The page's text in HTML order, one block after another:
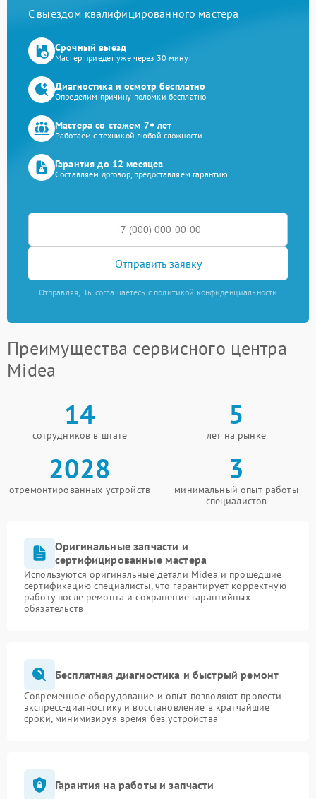
С выездом квалифицированного мастера
Срочный выезд
Мастер приедет уже через 30 минут
Диагностика и осмотр бесплатно
Определим причину поломки бесплатно
Мастера со стажем 7+ лет
Работаем с техникой любой сложности
Гарантия до 12 месяцев
Составляем договор, предоставляем гарантию
Отправить заявку
Отправляя, Вы соглашаетесь с политикой конфиденциальности
Преимущества сервисного центра
Midea
14
сотрудников в штате
5
лет на рынке
2028
отремонтированных устройств
3
минимальный опыт работы
специалистов
Оригинальные запчасти и
сертифицированные мастера
Используются оригинальные детали Midea и прошедшие
сертификацию специалисты, что гарантирует корректную
работу после ремонта и сохранение гарантийных
обязательств
Бесплатная диагностика и быстрый ремонт
Современное оборудование и опыт позволяют провести
экспресс-диагностику и восстановление в кратчайшие
сроки, минимизируя время без устройства
Гарантия на работы и запчасти